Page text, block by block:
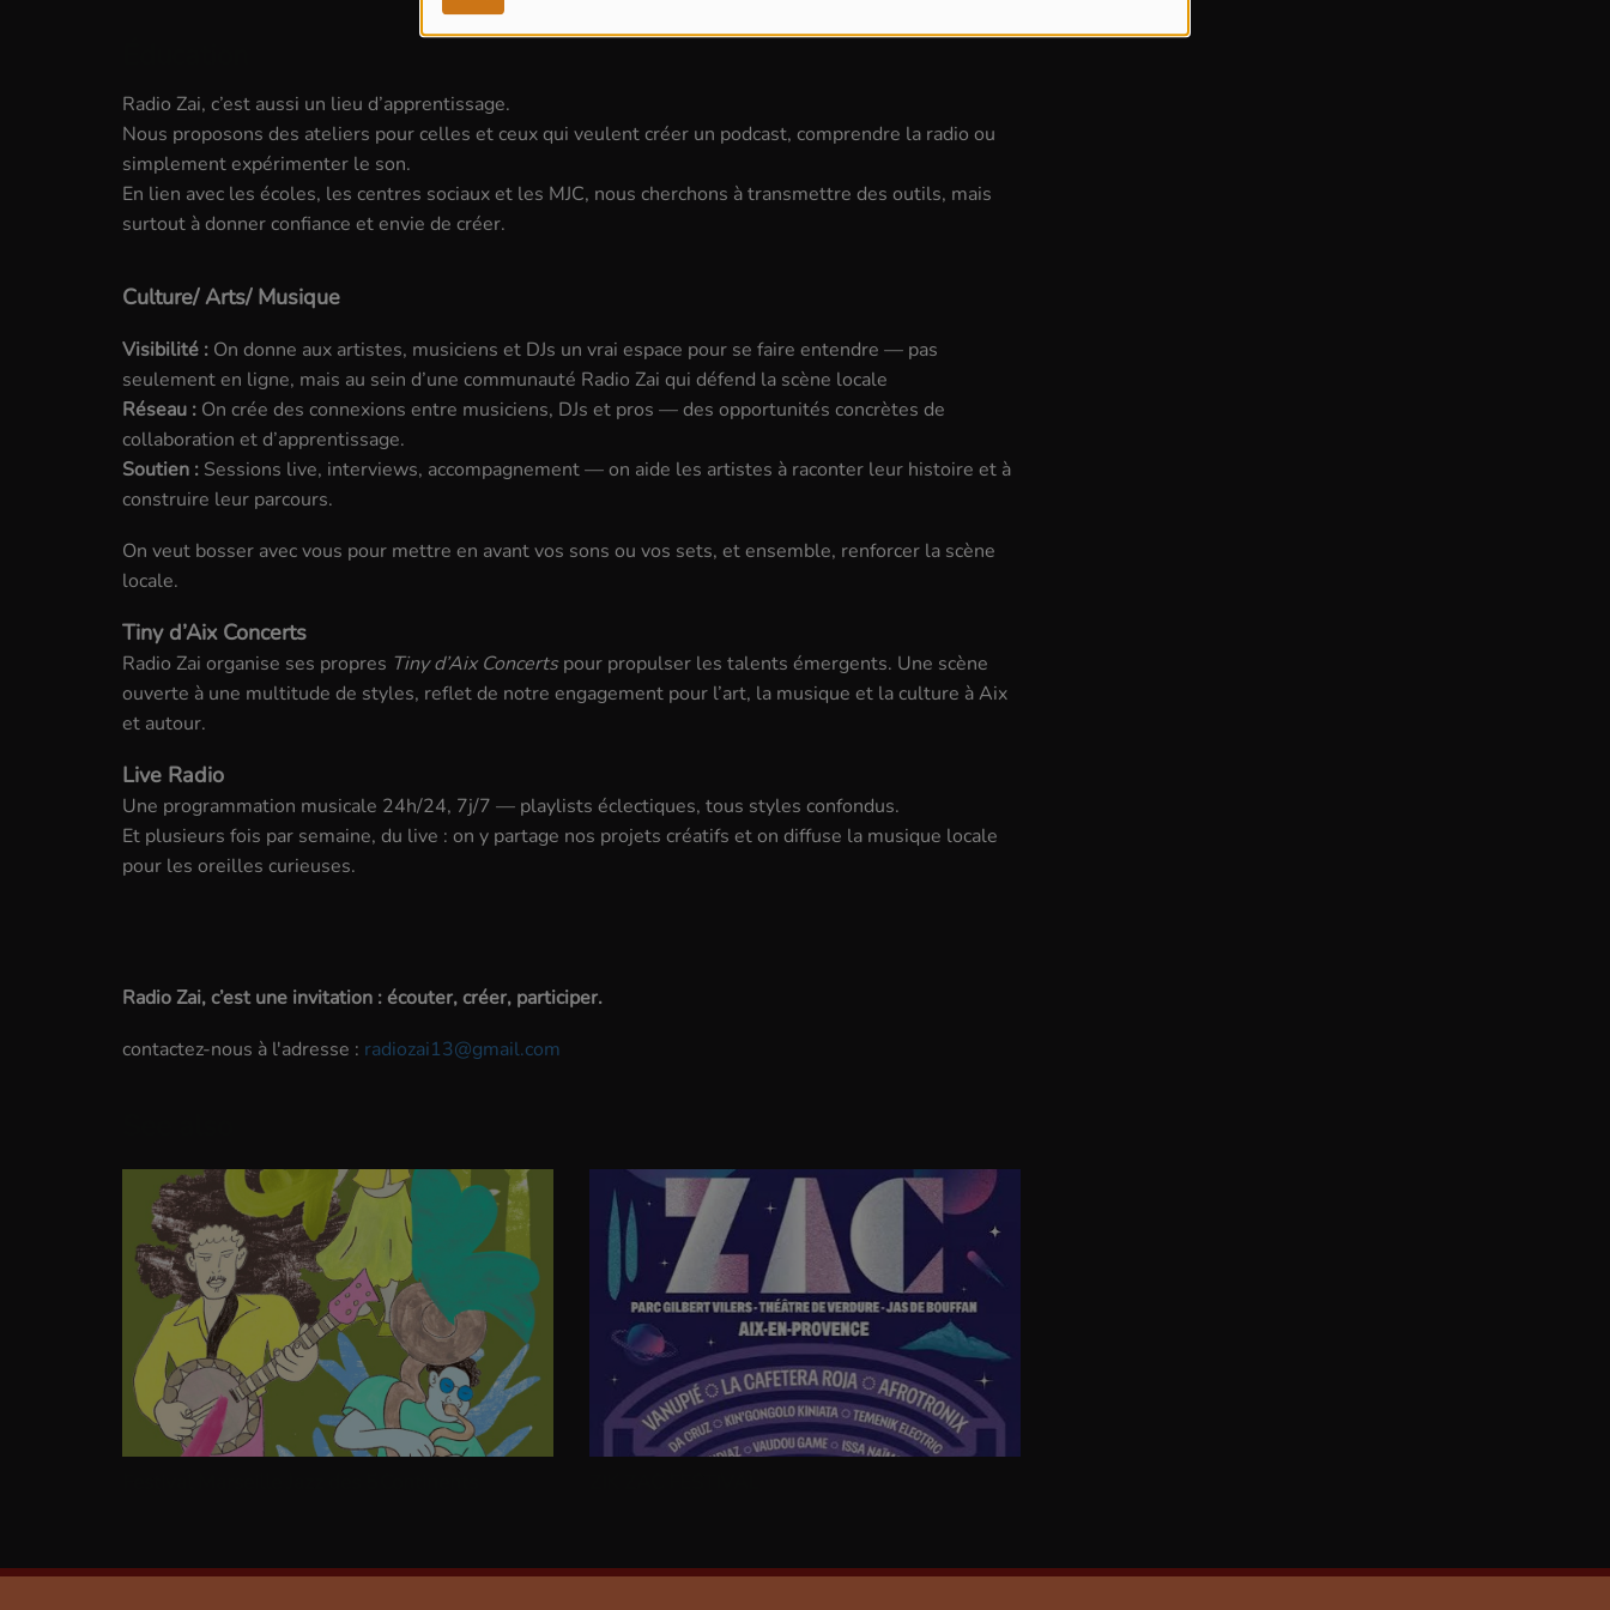
Radio Zai, c’est aussi un lieu d’apprentissage.
Nous proposons des ateliers pour celles et ceux qui veulent créer un podcast, comprendre la radio ou
simplement expérimenter le son.
En lien avec les écoles, les centres sociaux et les MJC, nous cherchons à transmettre des outils, mais
surtout à donner confiance et envie de créer.
Culture/ Arts/ Musique
Visibilité : On donne aux artistes, musiciens et DJs un vrai espace pour se faire entendre — pas
seulement en ligne, mais au sein d’une communauté Radio Zai qui défend la scène locale
Réseau : On crée des connexions entre musiciens, DJs et pros — des opportunités concrètes de
collaboration et d’apprentissage.
Soutien : Sessions live, interviews, accompagnement — on aide les artistes à raconter leur histoire et à
construire leur parcours.
On veut bosser avec vous pour mettre en avant vos sons ou vos sets, et ensemble, renforcer la scène
locale.
Tiny d’Aix Concerts
Radio Zai organise ses propres Tiny d’Aix Concertspour propulser les talents émergents. Une scène
ouverte à une multitude de styles, reflet de notre engagement pour l’art, la musique et la culture à Aix
et autour.
Live Radio
Une programmation musicale 24h/24, 7j/7 — playlists éclectiques, tous styles confondus.
Et plusieurs fois par semaine, du live : on y partage nos projets créatifs et on diffuse la musique locale
pour les oreilles curieuses.
Radio Zai, c’est une invitation : écouter, créer, participer.
contactez-nous à l'adresse : radiozai13@gmail.com